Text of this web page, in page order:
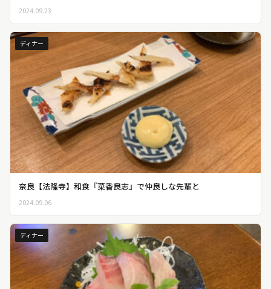
2024.09.23
ディナー
奈良【法隆寺】和食『菜香良志』で仲良しな先輩と
2024.09.06
ディナー